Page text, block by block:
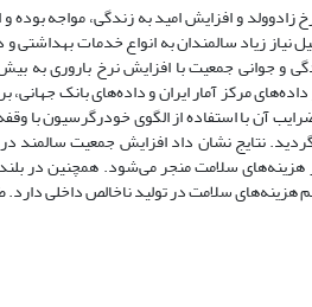
و افزایش امید به زندگی، مواجه
زیاد سالمندان به انواع خدمات بهداشتی
و جوانی جمعیت با افزایش نرخ باروری به
آن با استفاده از الگوی خودرگرسیون با
نتایج نشان داد افزایش جمعیت سالمند
شاخص سالمندی به 37/0 درصد افزایش در هزینه‌های سلامت منجر
در تولید ناخالص داخلی دارد. ضریب تصحیح خطا